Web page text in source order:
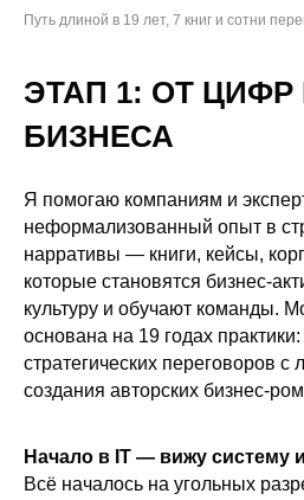
Путь длиной в 19 лет, 7 книг и сотни
ЭТАП 1: ОТ ЦИФР
БИЗНЕСА
Я помогаю компаниям и
неформализованный опыт в
нарративы — книги, кейсы,
которые становятся бизнес-
культуру и обучают команды.
основана на 19 годах
стратегических переговоров
создания авторских бизнес-
Начало в IT — вижу систему
Всё началось на угольных